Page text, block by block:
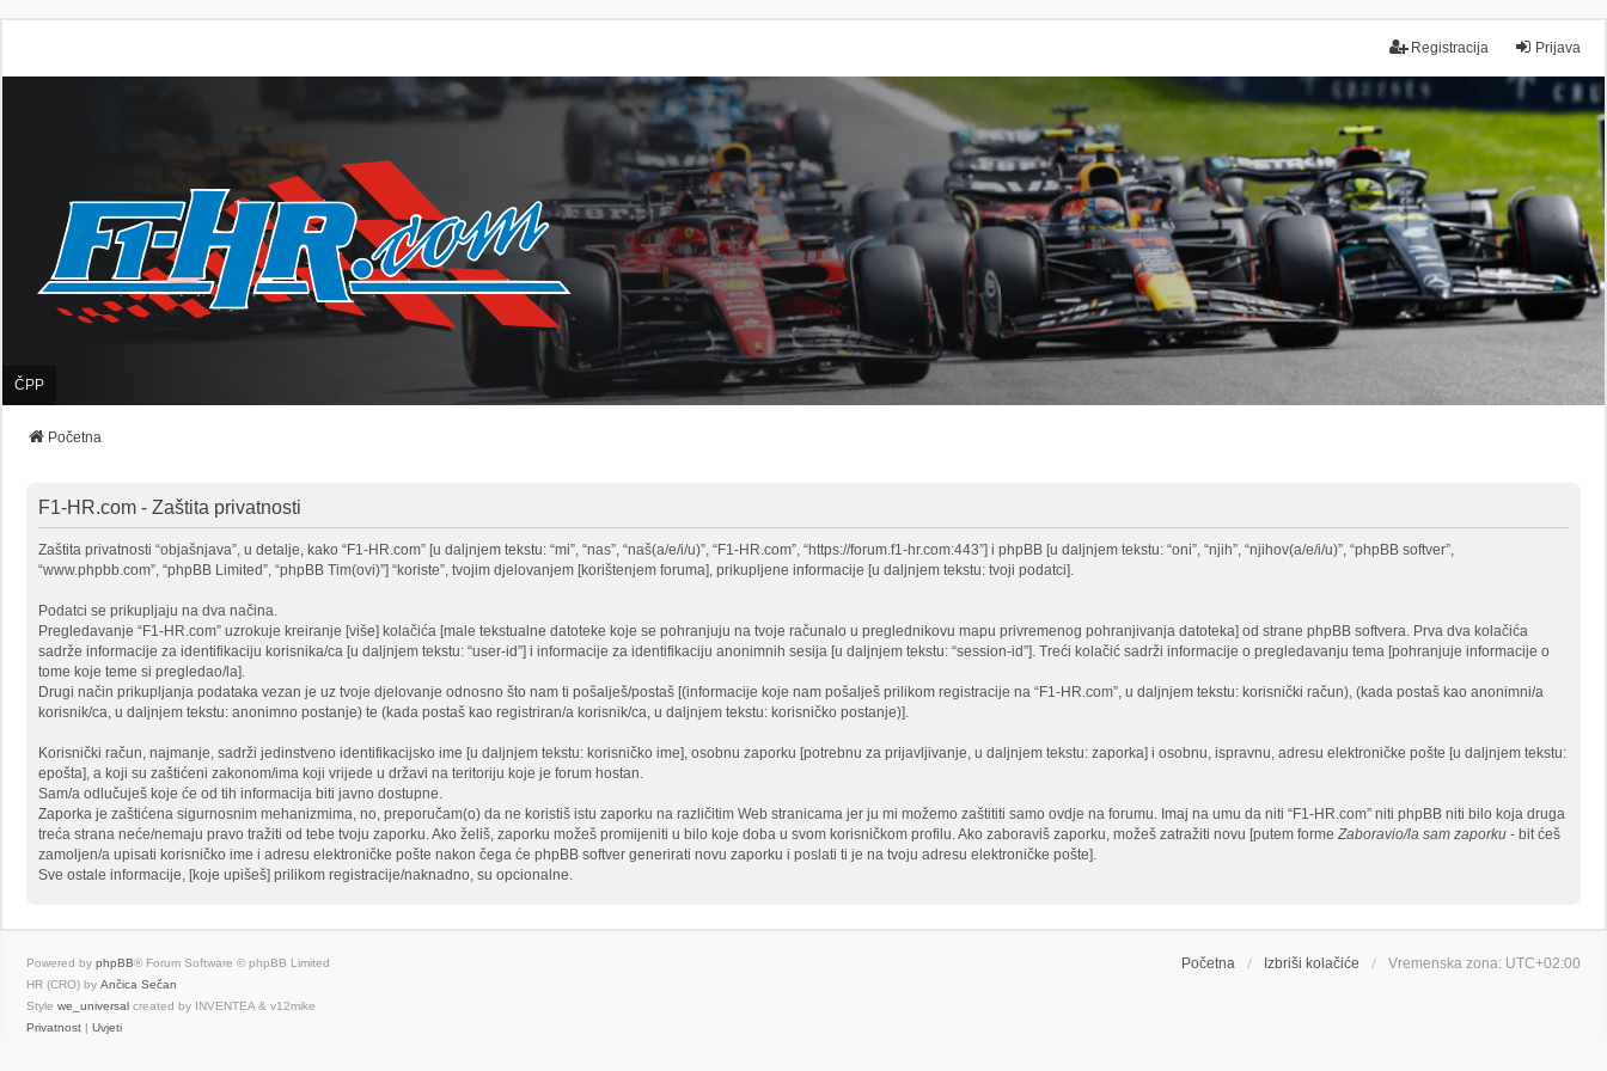
Prijava
Registracija
ČPP
Početna
F1-HR.com - Zaštita privatnosti
Zaštita privatnosti “objašnjava”, u detalje, kako “F1-HR.com” [u daljnjem tekstu: “mi”, “nas”, “naš(a/e/i/u)”, “F1-HR.com”, “https://forum.f1-hr.com:443”] i phpBB [u daljnjem tekstu: “oni”, “njih”, “njihov(a/e/i/u)”, “phpBB softver”,
“www.phpbb.com”, “phpBB Limited”, “phpBB Tim(ovi)”] “koriste”, tvojim djelovanjem [korištenjem foruma], prikupljene informacije [u daljnjem tekstu: tvoji podatci].
Podatci se prikupljaju na dva načina.
Pregledavanje “F1-HR.com” uzrokuje kreiranje [više] kolačića [male tekstualne datoteke koje se pohranjuju na tvoje računalo u preglednikovu mapu privremenog pohranjivanja datoteka] od strane phpBB softvera. Prva dva kolačića
sadrže informacije za identifikaciju korisnika/ca [u daljnjem tekstu: “user-id”] i informacije za identifikaciju anonimnih sesija [u daljnjem tekstu: “session-id”]. Treći kolačić sadrži informacije o pregledavanju tema [pohranjuje informacije o
tome koje teme si pregledao/la].
Drugi način prikupljanja podataka vezan je uz tvoje djelovanje odnosno što nam ti pošalješ/postaš [(informacije koje nam pošalješ prilikom registracije na “F1-HR.com”, u daljnjem tekstu: korisnički račun), (kada postaš kao anonimni/a
korisnik/ca, u daljnjem tekstu: anonimno postanje) te (kada postaš kao registriran/a korisnik/ca, u daljnjem tekstu: korisničko postanje)].
Korisnički račun, najmanje, sadrži jedinstveno identifikacijsko ime [u daljnjem tekstu: korisničko ime], osobnu zaporku [potrebnu za prijavljivanje, u daljnjem tekstu: zaporka] i osobnu, ispravnu, adresu elektroničke pošte [u daljnjem tekstu:
epošta], a koji su zaštićeni zakonom/ima koji vrijede u državi na teritoriju koje je forum hostan.
Sam/a odlučuješ koje će od tih informacija biti javno dostupne.
Zaporka je zaštićena sigurnosnim mehanizmima, no, preporučam(o) da ne koristiš istu zaporku na različitim Web stranicama jer ju mi možemo zaštititi samo ovdje na forumu. Imaj na umu da niti “F1-HR.com” niti phpBB niti bilo koja druga
treća strana neće/nemaju pravo tražiti od tebe tvoju zaporku. Ako želiš, zaporku možeš promijeniti u bilo koje doba u svom korisničkom profilu. Ako zaboraviš zaporku, možeš zatražiti novu [putem forme Zaboravio/la sam zaporku - bit ćeš
zamoljen/a upisati korisničko ime i adresu elektroničke pošte nakon čega će phpBB softver generirati novu zaporku i poslati ti je na tvoju adresu elektroničke pošte].
Sve ostale informacije, [koje upišeš] prilikom registracije/naknadno, su opcionalne.
Početna Izbriši kolačiće Vremenska zona: UTC+02:00
Powered by phpBB® Forum Software © phpBB Limited
HR (CRO) by Ančica Sečan
Style we_universal created by INVENTEA & v12mike
Privatnost | Uvjeti